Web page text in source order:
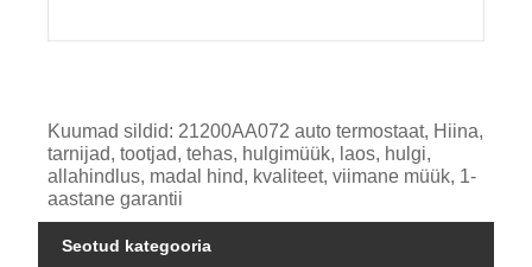
Kuumad sildid: 21200AA072 auto termostaat, Hiina,
tarnijad, tootjad, tehas, hulgimüük, laos, hulgi,
allahindlus, madal hind, kvaliteet, viimane müük, 1-
aastane garantii
Seotud kategooria